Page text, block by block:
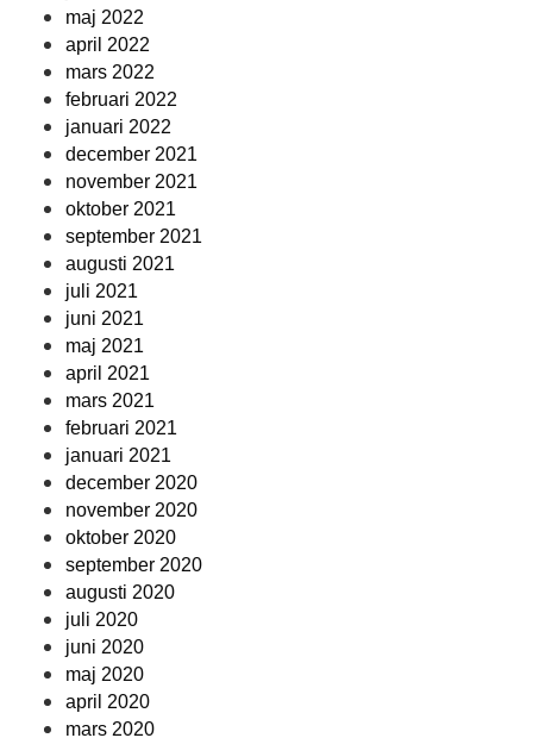
maj 2022
april 2022
mars 2022
februari 2022
januari 2022
december 2021
november 2021
oktober 2021
september 2021
augusti 2021
juli 2021
juni 2021
maj 2021
april 2021
mars 2021
februari 2021
januari 2021
december 2020
november 2020
oktober 2020
september 2020
augusti 2020
juli 2020
juni 2020
maj 2020
april 2020
mars 2020